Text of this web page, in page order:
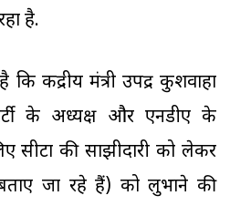
है.
केंद्रीय मंत्री उपेंद्र कुशवाहा
के अध्यक्ष और एनडीए के
सीटों की साझीदारी को लेकर
जा रहे हैं) को लुभाने की